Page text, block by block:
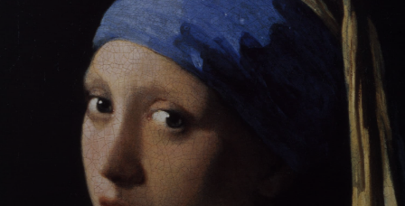
O estilo de
Vermeer é
marcado por uma
sensibilidade